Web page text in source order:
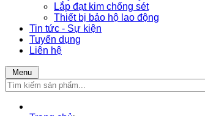
Lắp đạt kim chống sét
Thiết bị bảo hộ lao động
Tin tức - Sự kiện
Tuyển dụng
Liên hệ
Menu